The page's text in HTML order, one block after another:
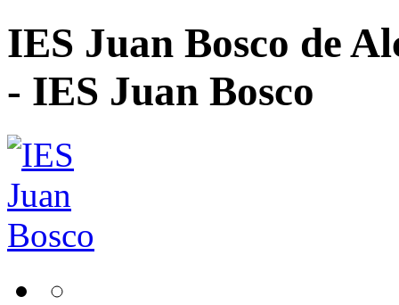
IES Juan Bosco de
- IES Juan Bosco